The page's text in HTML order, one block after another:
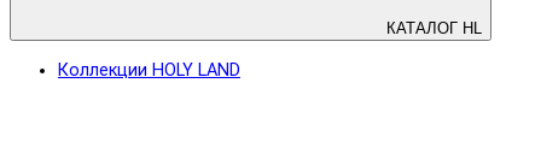
КАТАЛОГ HL
Коллекции HOLY LAND